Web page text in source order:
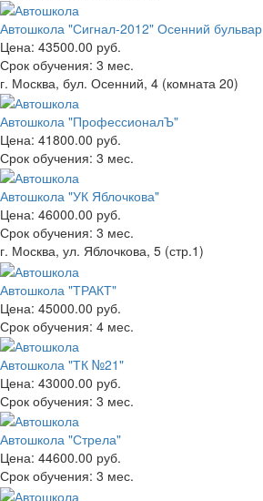
Автошкола "Сигнал-2012" Осенний бульвар
Цена: 43500.00 руб.
Срок обучения: 3 мес.
г. Москва, бул. Осенний, 4 (комната 20)
Автошкола "ПрофессионалЪ"
Цена: 41800.00 руб.
Срок обучения: 3 мес.
Автошкола "УК Яблочкова"
Цена: 46000.00 руб.
Срок обучения: 3 мес.
г. Москва, ул. Яблочкова, 5 (стр.1)
Автошкола "ТРАКТ"
Цена: 45000.00 руб.
Срок обучения: 4 мес.
Автошкола "ТК №21"
Цена: 43000.00 руб.
Срок обучения: 3 мес.
Автошкола "Стрела"
Цена: 44600.00 руб.
Срок обучения: 3 мес.